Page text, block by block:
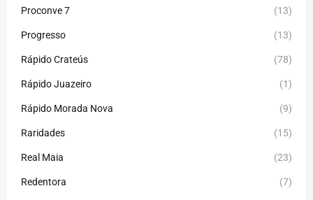
Proconve 7 (13)
Progresso (13)
Rápido Crateús (78)
Rápido Juazeiro (1)
Rápido Morada Nova (9)
Raridades (15)
Real Maia (23)
Redentora (7)